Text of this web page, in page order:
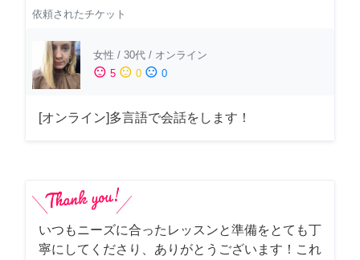
依頼されたチケット
女性 / 30代 / オンライン
sentiment_satisfied 5 sentiment_neutral 0 sentiment_dissatisfied 0
[オンライン]多言語で会話をします！
いつもニーズに合ったレッスンと準備をとても丁
寧にしてくださり、ありがとうございます！これ